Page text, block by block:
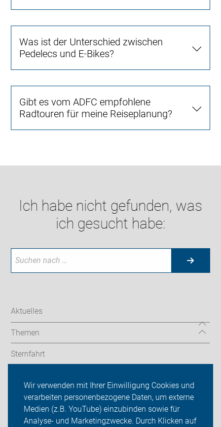
Wir verwenden mit Ihrer Einwilligung Cookies und
verarbeiten personenbezogene Daten, um externe
Medien (z.B. YouTube) einzubinden sowie für
Analyse- und Marketingzwecke. Durch Klicken auf
Was ist der Unterschied zwischen
Pedelecs und E-Bikes?
Gibt es vom ADFC empfohlene
Radtouren für meine Reiseplanung?
Ich habe nicht gefunden, was
ich gesucht habe:
Aktuelles
Themen
Sternfahrt
ADFC Berlin
Sei dabei